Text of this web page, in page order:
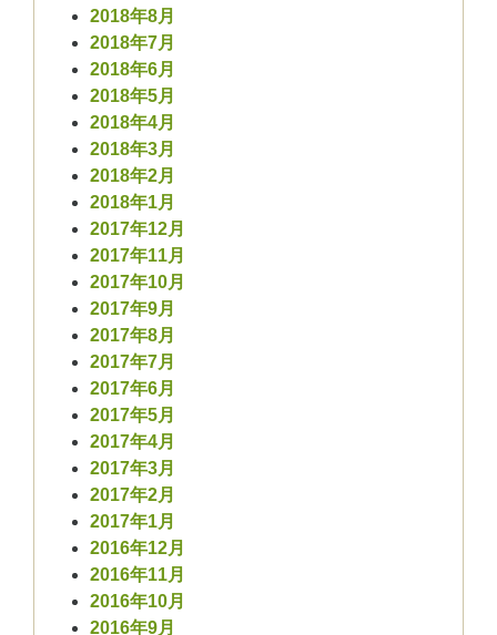
2018年8月
2018年7月
2018年6月
2018年5月
2018年4月
2018年3月
2018年2月
2018年1月
2017年12月
2017年11月
2017年10月
2017年9月
2017年8月
2017年7月
2017年6月
2017年5月
2017年4月
2017年3月
2017年2月
2017年1月
2016年12月
2016年11月
2016年10月
2016年9月